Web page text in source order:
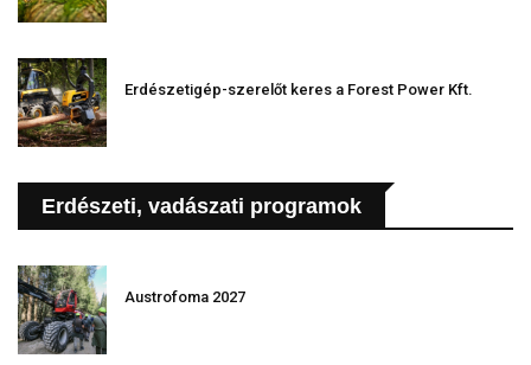
Erdészetigép-szerelőt keres a Forest Power Kft.
Erdészeti, vadászati programok
Austrofoma 2027